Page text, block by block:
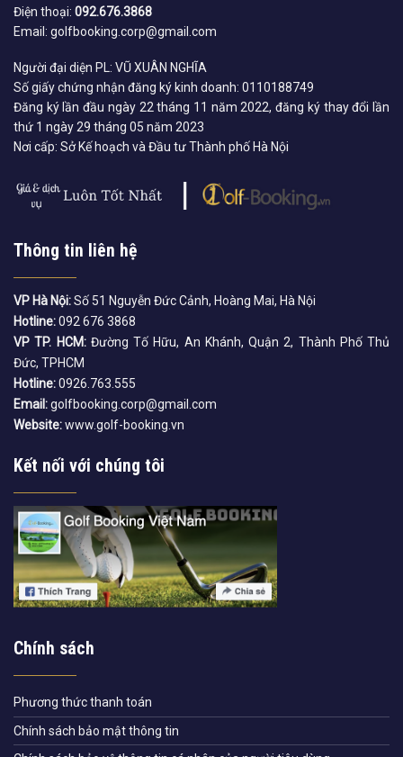
Điện thoại: 092.676.3868
Email: golfbooking.corp@gmail.com
Người đại diện PL: VŨ XUÂN NGHĨA
Số giấy chứng nhận đăng ký kinh doanh: 0110188749
Đăng ký lần đầu ngày 22 tháng 11 năm 2022, đăng ký thay đổi lần
thứ 1 ngày 29 tháng 05 năm 2023
Nơi cấp: Sở Kế hoạch và Đầu tư Thành phố Hà Nội
Thông tin liên hệ
VP Hà Nội:Số 51 Nguyễn Đức Cảnh, Hoàng Mai, Hà Nội
Hotline:092 676 3868
VP TP. HCM:Đường Tố Hữu, An Khánh, Quận 2, Thành Phố Thủ
Đức, TPHCM
Hotline:0926.763.555
Email:golfbooking.corp@gmail.com
Website:www.golf-booking.vn
Kết nối với chúng tôi
Chính sách
Phương thức thanh toán
Chính sách bảo mật thông tin